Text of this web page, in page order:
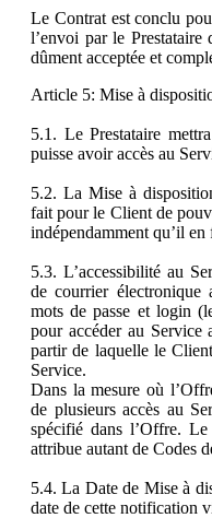
Le Contrat est conclu
l’envoi par le Prestataire
dûment acceptée et
Article 5: Mise à
5.1. Le Prestataire
puisse avoir accès au
5.2. La Mise à
fait pour le Client de
indépendamment qu’il
5.3. L’accessibilité au
de courrier électronique
mots de passe et login
pour accéder au Service
partir de laquelle le
Service.
Dans la mesure où
de plusieurs accès au
spécifié dans l’Offre. Le
attribue autant de Codes
5.4. La Date de Mise à
date de cette notification